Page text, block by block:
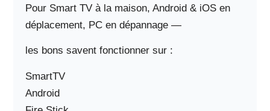
Pour Smart TV à la maison, Android & iOS en
déplacement, PC en dépannage —
les bons savent fonctionner sur :
SmartTV
Android